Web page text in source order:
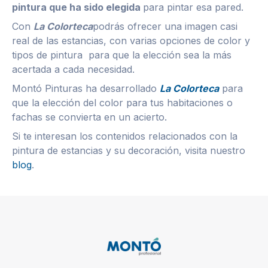
pintura que ha sido elegida para pintar esa pared.
Con La Colortecapodrás ofrecer una imagen casi
real de las estancias, con varias opciones de color y
tipos de pintura para que la elección sea la más
acertada a cada necesidad.
Montó Pinturas ha desarrollado La Colortecapara
que la elección del color para tus habitaciones o
fachas se convierta en un acierto.
Si te interesan los contenidos relacionados con la
pintura de estancias y su decoración, visita nuestro
blog.